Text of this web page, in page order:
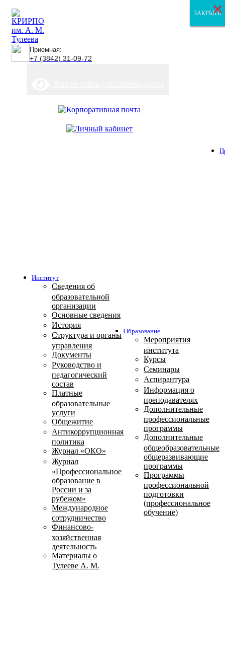
Приемная:
+7 (3842) 31-09-72
Институт
Сведения об
образовательной
организации
Основные сведения
История
Структура и органы
управления
Документы
Руководство и
педагогический
состав
Платные
образовательные
услуги
Общежитие
Антикоррупционная
политика
Журнал «ОКО»
Журнал
«Профессиональное
образование в
России и за
рубежом»
Международное
сотрудничество
Финансово-
хозяйственная
деятельность
Материалы о
Тулееве А. М.
Образование
Мероприятия
института
Курсы
Семинары
Аспирантура
Информация о
преподавателях
Дополнительные
профессиональные
программы
Дополнительные
общеобразовательные
общеразвивающие
программы
Программы
профессиональной
подготовки
(профессиональное
обучение)
ЗАКРЫТЬ
ЗАКРЫТЬ
ЗАКРЫТЬ
×
×
×